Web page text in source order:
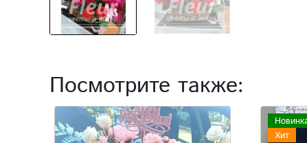
Посмотрите также:
Новинка
Хит